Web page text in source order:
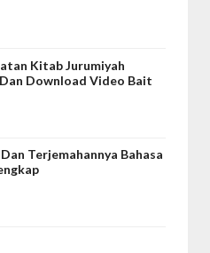
Kitab Jurumiyah
Download Video Bait
Terjemahannya Bahasa